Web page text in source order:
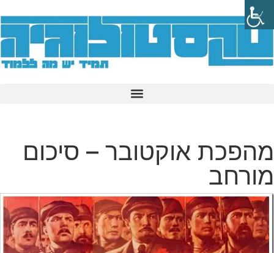
מהפכת אוקטובר – סיכום
מורחב